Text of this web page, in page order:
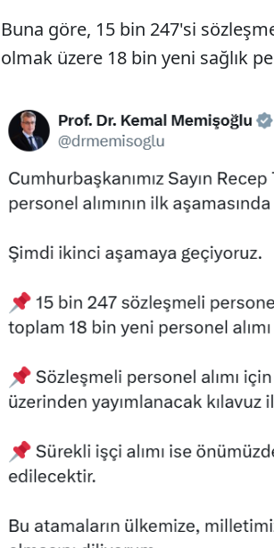
Buna göre, 15 bin 247'si
olmak üzere 18 bin yeni sağlık